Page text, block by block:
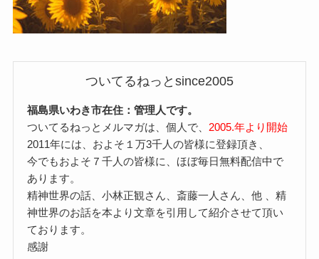
ついてるねっとsince2005
福島県いわき市在住：管理人です。
ついてるねっとメルマガは、個人で、 2005.年より開始
2011年には、およそ１万3千人の皆様に登録頂き、
今でもおよそ７千人の皆様に、ほぼ毎日無料配信中で
あります。
精神世界の話、小林正観さん、斎藤一人さん、他 、精
神世界のお話を本より文章を引用して紹介させて頂い
ております。
感謝